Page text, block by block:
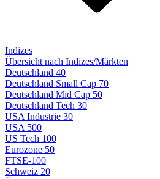
Indizes
Übersicht nach Indizes/Märkten
Deutschland 40
Deutschland Small Cap 70
Deutschland Mid Cap 50
Deutschland Tech 30
USA Industrie 30
USA 500
US Tech 100
Eurozone 50
FTSE-100
Schweiz 20